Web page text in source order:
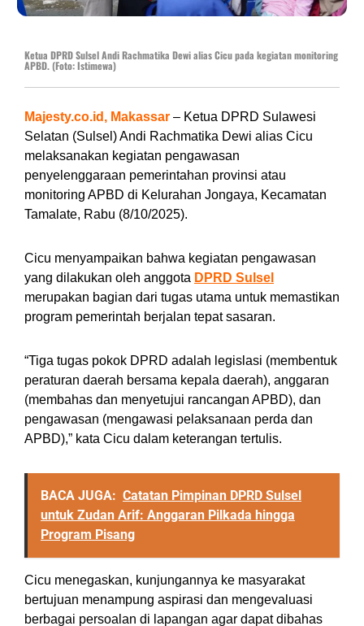
Ketua DPRD Sulsel Andi Rachmatika Dewi alias Cicu pada kegiatan monitoring
APBD. (Foto: Istimewa)
Majesty.co.id, Makassar – Ketua DPRD Sulawesi
Selatan (Sulsel) Andi Rachmatika Dewi alias Cicu
melaksanakan kegiatan pengawasan
penyelenggaraan pemerintahan provinsi atau
monitoring APBD di Kelurahan Jongaya, Kecamatan
Tamalate, Rabu (8/10/2025).
Cicu menyampaikan bahwa kegiatan pengawasan
yang dilakukan oleh anggota DPRD Sulsel
merupakan bagian dari tugas utama untuk memastikan
program pemerintah berjalan tepat sasaran.
“Tiga tugas pokok DPRD adalah legislasi (membentuk
peraturan daerah bersama kepala daerah), anggaran
(membahas dan menyetujui rancangan APBD), dan
pengawasan (mengawasi pelaksanaan perda dan
APBD),” kata Cicu dalam keterangan tertulis.
BACA JUGA: Catatan Pimpinan DPRD Sulsel
untuk Zudan Arif: Anggaran Pilkada hingga
Program Pisang
Cicu menegaskan, kunjungannya ke masyarakat
bertujuan menampung aspirasi dan mengevaluasi
berbagai persoalan di lapangan agar dapat dibahas